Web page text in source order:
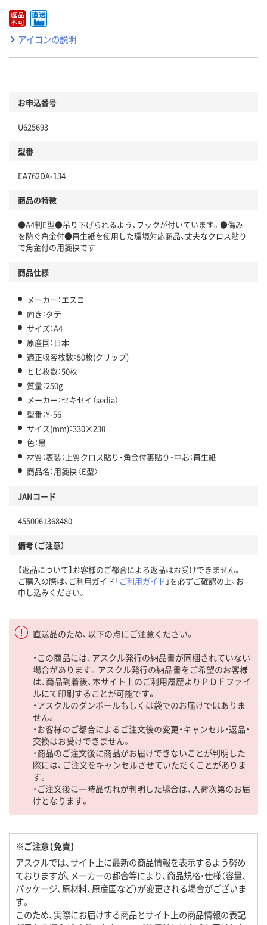
アイコンの説明
お申込番号
U625693
型番
EA762DA-134
商品の特徴
●A4判E型●吊り下げられるよう、フックが付いています。●傷み
を防ぐ角金付●再生紙を使用した環境対応商品、丈夫なクロス貼り
で角金付の用箋挟です
商品仕様
メーカー：エスコ
向き：タテ
サイズ：A4
原産国：日本
適正収容枚数：50枚(クリップ)
とじ枚数：50枚
質量：250g
メーカー：セキセイ（sedia）
型番：Y-56
サイズ(mm)：330×230
色：黒
材質：表装：上質クロス貼り・角金付裏貼り・中芯：再生紙
商品名：用箋挟〈E型〉
JANコード
4550061368480
備考（ご注意）
【返品について】お客様のご都合による返品はお受けできません。
ご購入の際は、ご利用ガイド「ご利用ガイド 」を必ずご確認の上、お
申し込みください。
直送品のため、以下の点にご注意ください。
・この商品には、アスクル発行の納品書が同梱されていない
場合があります。アスクル発行の納品書をご希望のお客様
は、商品到着後、本サイト上のご利用履歴よりＰＤＦファイ
ルにて印刷することが可能です。
・アスクルのダンボールもしくは袋でのお届けではありま
せん。
・お客様のご都合によるご注文後の変更・キャンセル・返品・
交換はお受けできません。
・商品のご注文後に商品がお届けできないことが判明した
際には、ご注文をキャンセルさせていただくことがありま
す。
・ご注文後に一時品切れが判明した場合は、入荷次第のお届
けとなります。
※ご注意【免責】
アスクルでは、サイト上に最新の商品情報を表示するよう努め
ておりますが、メーカーの都合等により、商品規格・仕様（容量、
パッケージ、原材料、原産国など）が変更される場合がございま
す。
このため、実際にお届けする商品とサイト上の商品情報の表記